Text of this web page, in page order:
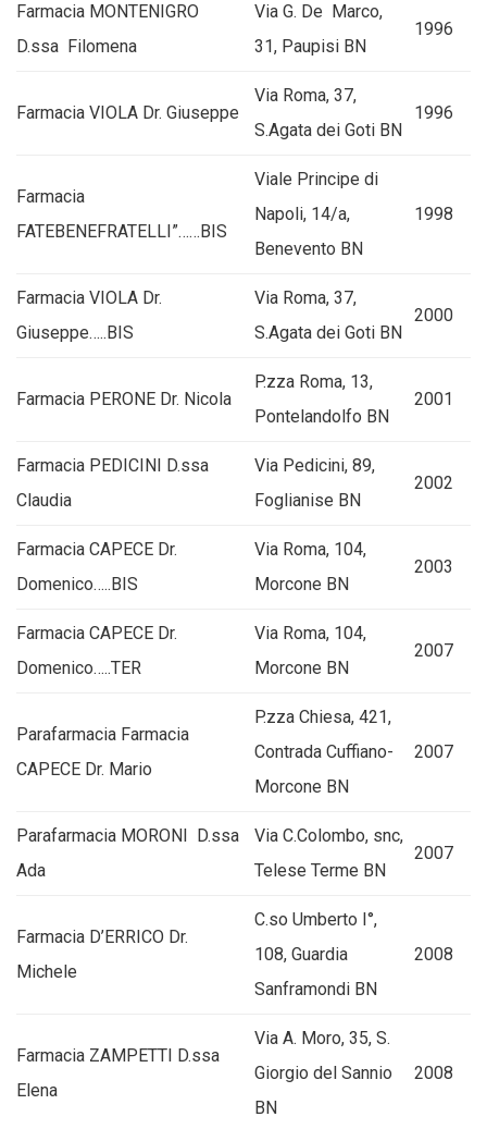
Farmacia MONTENIGRO
D.ssa Filomena
Via G. De Marco,
31, Paupisi BN
1996
Farmacia VIOLA Dr. Giuseppe
Via Roma, 37,
S.Agata dei Goti BN
1996
Farmacia
FATEBENEFRATELLI”……BIS
Viale Principe di
Napoli, 14/a,
Benevento BN
1998
Farmacia VIOLA Dr.
Giuseppe…..BIS
Via Roma, 37,
S.Agata dei Goti BN
2000
Farmacia PERONE Dr. Nicola
P.zza Roma, 13,
Pontelandolfo BN
2001
Farmacia PEDICINI D.ssa
Claudia
Via Pedicini, 89,
Foglianise BN
2002
Farmacia CAPECE Dr.
Domenico…..BIS
Via Roma, 104,
Morcone BN
2003
Farmacia CAPECE Dr.
Domenico…..TER
Via Roma, 104,
Morcone BN
2007
Parafarmacia Farmacia
CAPECE Dr. Mario
P.zza Chiesa, 421,
Contrada Cuffiano-
Morcone BN
2007
Parafarmacia MORONI D.ssa
Ada
Via C.Colombo, snc,
Telese Terme BN
2007
Farmacia D’ERRICO Dr.
Michele
C.so Umberto I°,
108, Guardia
Sanframondi BN
2008
Farmacia ZAMPETTI D.ssa
Elena
Via A. Moro, 35, S.
Giorgio del Sannio
BN
2008